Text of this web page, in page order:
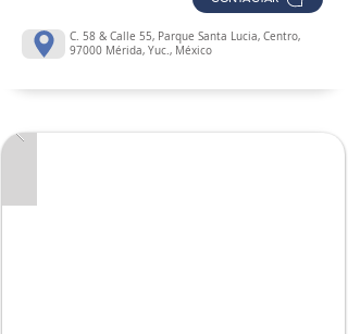
C. 58 & Calle 55, Parque Santa Lucia, Centro,
97000 Mérida, Yuc., México